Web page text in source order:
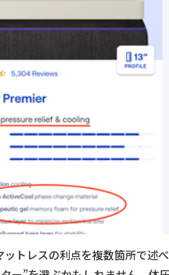
トレスの利点を複数箇所で述